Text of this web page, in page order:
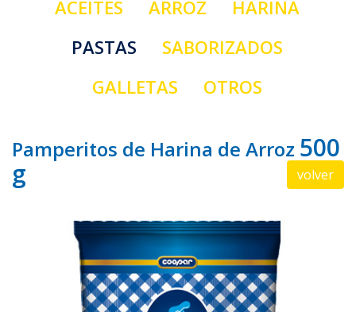
ACEITES ARROZ
HARINA
PASTAS
SABORIZADOS
GALLETAS
OTROS
Pamperitos de Harina de Arroz 500
g
volver